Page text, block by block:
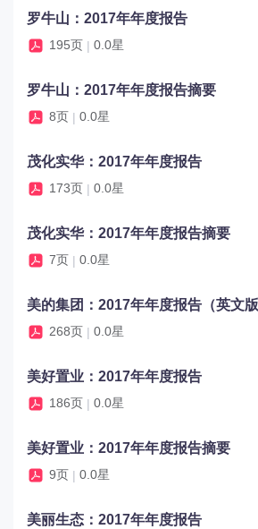
罗牛山：2017年年度报告
195页 | 0.0星
罗牛山：2017年年度报告摘要
8页 | 0.0星
茂化实华：2017年年度报告
173页 | 0.0星
茂化实华：2017年年度报告摘要
7页 | 0.0星
美的集团：2017年年度报告（英文版
268页 | 0.0星
美好置业：2017年年度报告
186页 | 0.0星
美好置业：2017年年度报告摘要
9页 | 0.0星
美丽生态：2017年年度报告